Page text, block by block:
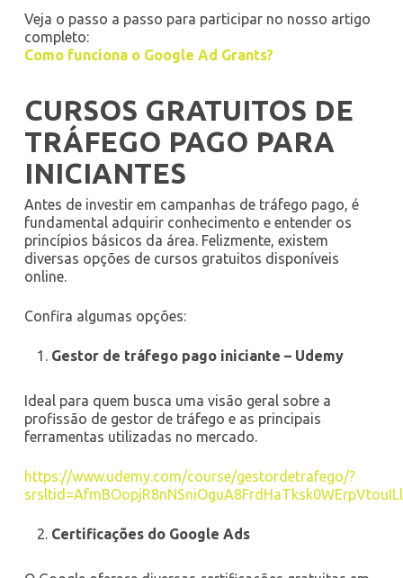
Veja o passo a passo para participar no nosso artigo
completo:
Como funciona o Google Ad Grants?
CURSOS GRATUITOS DE
TRÁFEGO PAGO PARA
INICIANTES
Antes de investir em campanhas de tráfego pago, é
fundamental adquirir conhecimento e entender os
princípios básicos da área. Felizmente, existem
diversas opções de cursos gratuitos disponíveis
online.
Confira algumas opções:
Gestor de tráfego pago iniciante – Udemy
Ideal para quem busca uma visão geral sobre a
profissão de gestor de tráfego e as principais
ferramentas utilizadas no mercado.
https://www.udemy.com/course/gestordetrafego/?
Certificações do Google Ads